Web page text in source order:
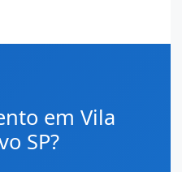
em Vila
SP?